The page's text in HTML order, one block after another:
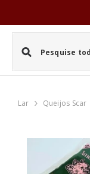
Lar Queijos Scar